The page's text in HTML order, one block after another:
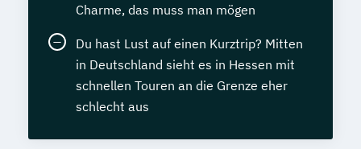
Charme, das muss man mögen
Du hast Lust auf einen Kurztrip? Mitten
in Deutschland sieht es in Hessen mit
schnellen Touren an die Grenze eher
schlecht aus